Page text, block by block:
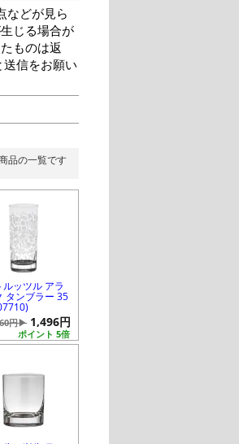
などが見ら
じる場合が
ものは返
信をお願い
品の一覧です
ルッツル アラ
タンブラー 35
ポイント 5倍
円▶ 1,496円